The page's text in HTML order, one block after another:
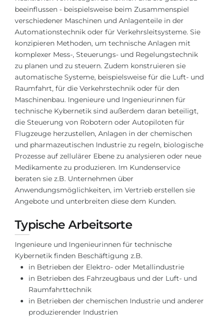
BERUFSORIENTIERUNG
Holland-Test
Interessenkarte-Test
RIASEC-Test
Erfolg zu
100%
Unsere Studierenden werden
Anderes Fach
BEWERBEN AUS …
Russland
Ukraine
Kasachstan
Aserbaidschan
Armenien
Belarus
Anderes Land
BERATUNG BUCHEN
beeinflussen - beispielsweise beim Zusammenspiel
verschiedener Maschinen und Anlagenteile in der
Automationstechnik oder für Verkehrsleitsysteme. Sie
konzipieren Methoden, um technische Anlagen mit
komplexer Mess-, Steuerungs- und Regelungstechnik
zu planen und zu steuern. Zudem konstruieren sie
automatische Systeme, beispielsweise für die Luft- und
Raumfahrt, für die Verkehrstechnik oder für den
Maschinenbau. Ingenieure und Ingenieurinnen für
technische Kybernetik sind außerdem daran beteiligt,
die Steuerung von Robotern oder Autopiloten für
Flugzeuge herzustellen, Anlagen in der chemischen
und pharmazeutischen Industrie zu regeln, biologische
Prozesse auf zellulärer Ebene zu analysieren oder neue
Medikamente zu produzieren. Im Kundenservice
beraten sie z.B. Unternehmen über
Anwendungsmöglichkeiten, im Vertrieb erstellen sie
Angebote und unterbreiten diese dem Kunden.
Typische Arbeitsorte
Ingenieure und Ingenieurinnen für technische
Kybernetik finden Beschäftigung z.B.
in Betrieben der Elektro- oder Metallindustrie
in Betrieben des Fahrzeugbaus und der Luft- und
Raumfahrttechnik
in Betrieben der chemischen Industrie und anderer
produzierender Industrien